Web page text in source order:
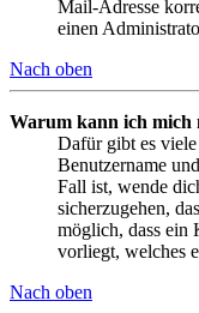
Mail-Adresse
einen
Nach oben
Warum kann ich mich
Dafür gibt es
Benutzername
Fall ist, wende
sicherzugehen,
möglich, dass ein
vorliegt, welches
Nach oben